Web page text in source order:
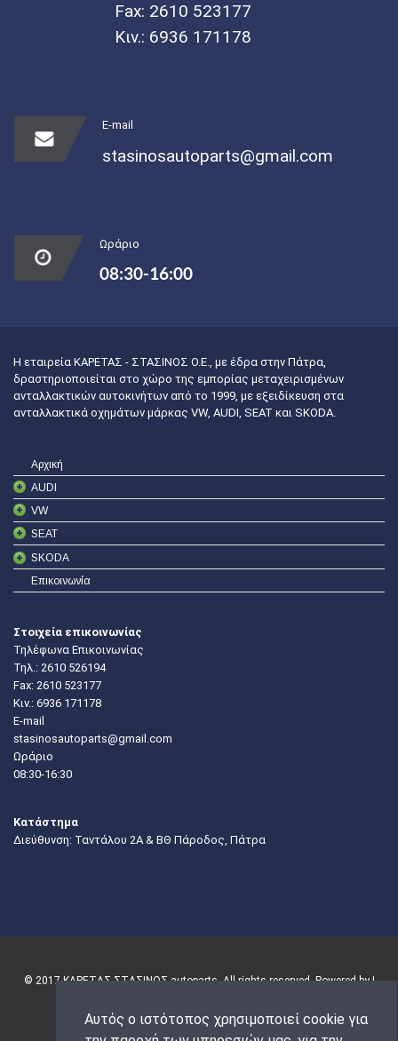
Αυτός ο ιστότοπος χρησιμοποιεί cookie για
Fax: 2610 523177
Κιν.: 6936 171178
E-mail
stasinosautoparts@gmail.com
Ωράριο
08:30-16:00
Η εταιρεία ΚΑΡΕΤΑΣ - ΣΤΑΣΙΝΟΣ Ο.Ε., με έδρα στην Πάτρα,
δραστηριοποιείται στο χώρο της εμπορίας μεταχειρισμένων
ανταλλακτικών αυτοκινήτων από το 1999, με εξειδίκευση στα
ανταλλακτικά οχημάτων μάρκας VW, AUDI, SEAT και SKODA.
Αρχική
AUDI
VW
SEAT
SKODA
Επικοινωνία
Στοιχεία επικοινωνίας
Τηλέφωνα Επικοινωνίας
Τηλ.: 2610 526194
Fax: 2610 523177
Κιν.: 6936 171178
E-mail
stasinosautoparts@gmail.com
Ωράριο
08:30-16:30
Κατάστημα
Διεύθυνση: Ταντάλου 2Α & ΒΘ Πάροδος, Πάτρα
© 2017 ΚΑΡΕΤΑΣ-ΣΤΑΣΙΝΟΣ autoparts. All rights reserved. Powered by |